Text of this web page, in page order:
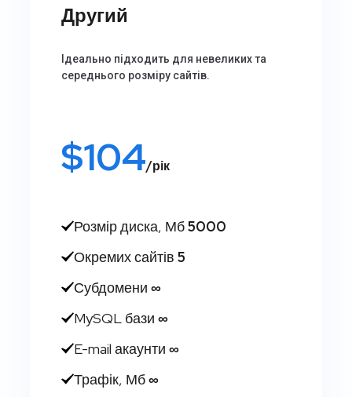
Другий
Ідеально підходить для невеликих та
середнього розміру сайтів.
$104/рік
Розмір диска, Мб5000
Окремих сайтів 5
Субдомени ∞
MySQL бази ∞
E-mail акаунти ∞
Трафік, Мб∞